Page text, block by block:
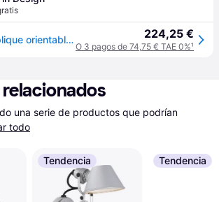
Ferm Living - Applique orientable Arum - Beige - Fer - Designer Trine Andersen 224,25 €
O 3 pagos de 74,75 € TAE 0%¹
una serie de productos que podrían
todo
Tendencia Tendencia